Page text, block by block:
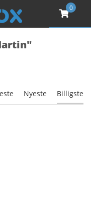
0
Nyeste Billigste